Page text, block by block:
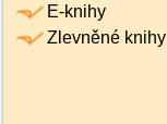
E-knihy
Zlevněné knihy